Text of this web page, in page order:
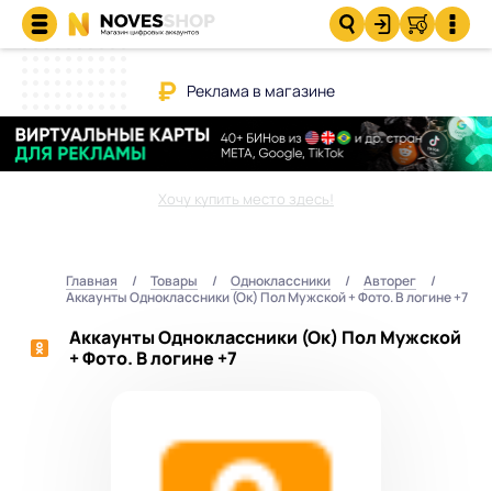
Реклама в магазине
Хочу купить место здесь!
Главная Товары Одноклассники
Авторег
Аккаунты Одноклассники (Ок) Пол Мужской + Фото. В логине +7
Аккаунты Одноклассники (Ок) Пол Мужской
+ Фото. В логине +7